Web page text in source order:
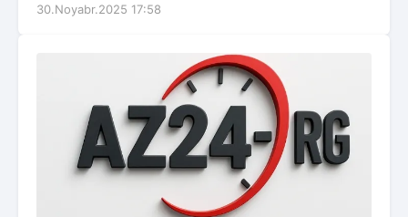
30.Noyabr.2025 17:58